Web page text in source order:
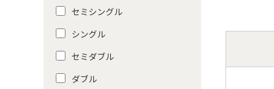
セミシングル
シングル
セミダブル
ダブル